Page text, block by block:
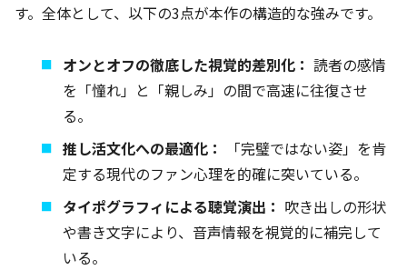
す。全体として、以下の3点が本作の構造的な強みです。
オンとオフの徹底した視覚的差別化： 読者の感情
を「憧れ」と「親しみ」の間で高速に往復させ
る。
推し活文化への最適化：
「完璧ではない姿」を肯
定する現代のファン心理を的確に突いている。
タイポグラフィによる聴覚演出： 吹き出しの形状
や書き文字により、音声情報を視覚的に補完して
いる。